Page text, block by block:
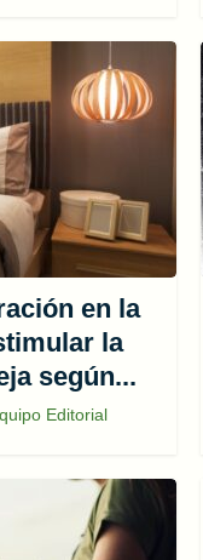
en la
la
según...
Editorial